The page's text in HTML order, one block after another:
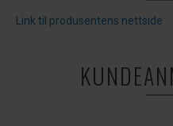
Link til produsentens nettside